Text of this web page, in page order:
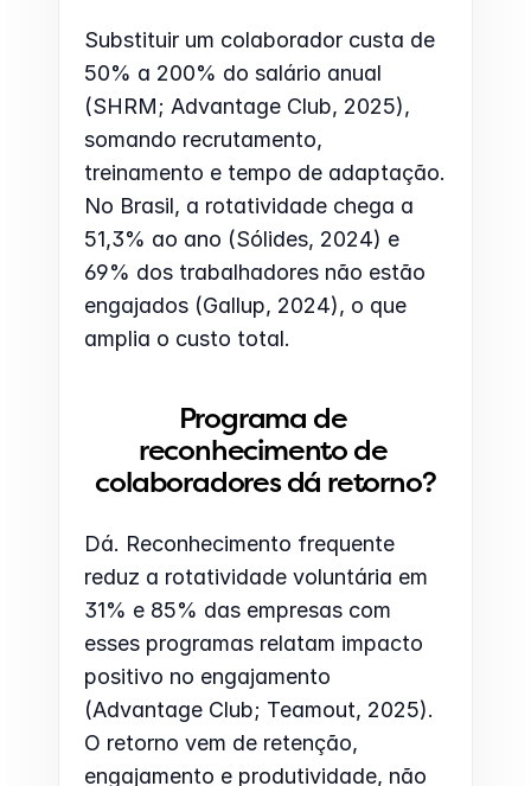
Substituir um colaborador custa de
50% a 200% do salário anual
(SHRM; Advantage Club, 2025),
somando recrutamento,
treinamento e tempo de adaptação.
No Brasil, a rotatividade chega a
51,3% ao ano (Sólides, 2024) e
69% dos trabalhadores não estão
engajados (Gallup, 2024), o que
amplia o custo total.
Programa de
reconhecimento de
colaboradores dá retorno?
Dá. Reconhecimento frequente
reduz a rotatividade voluntária em
31% e 85% das empresas com
esses programas relatam impacto
positivo no engajamento
(Advantage Club; Teamout, 2025).
O retorno vem de retenção,
engajamento e produtividade, não